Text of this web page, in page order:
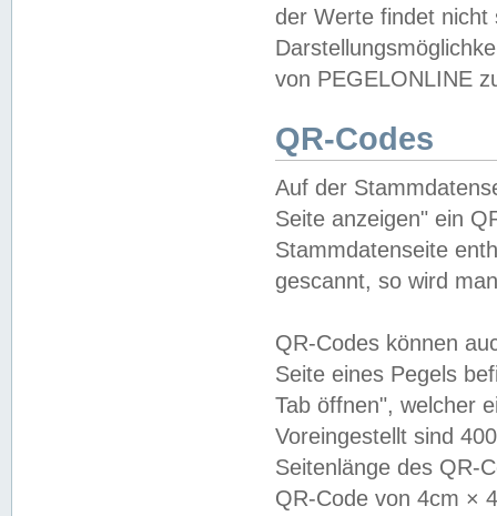
der Werte findet
von PEGELONLINE
QR-Codes
Auf der
Seite anzeigen" ein
Stammdatenseite
gescannt, so wird
QR-Codes können
Seite eines Pegels
Tab öffnen", welcher
Voreingestellt sind
Seitenlänge des QR-
QR-Code von 4cm ×